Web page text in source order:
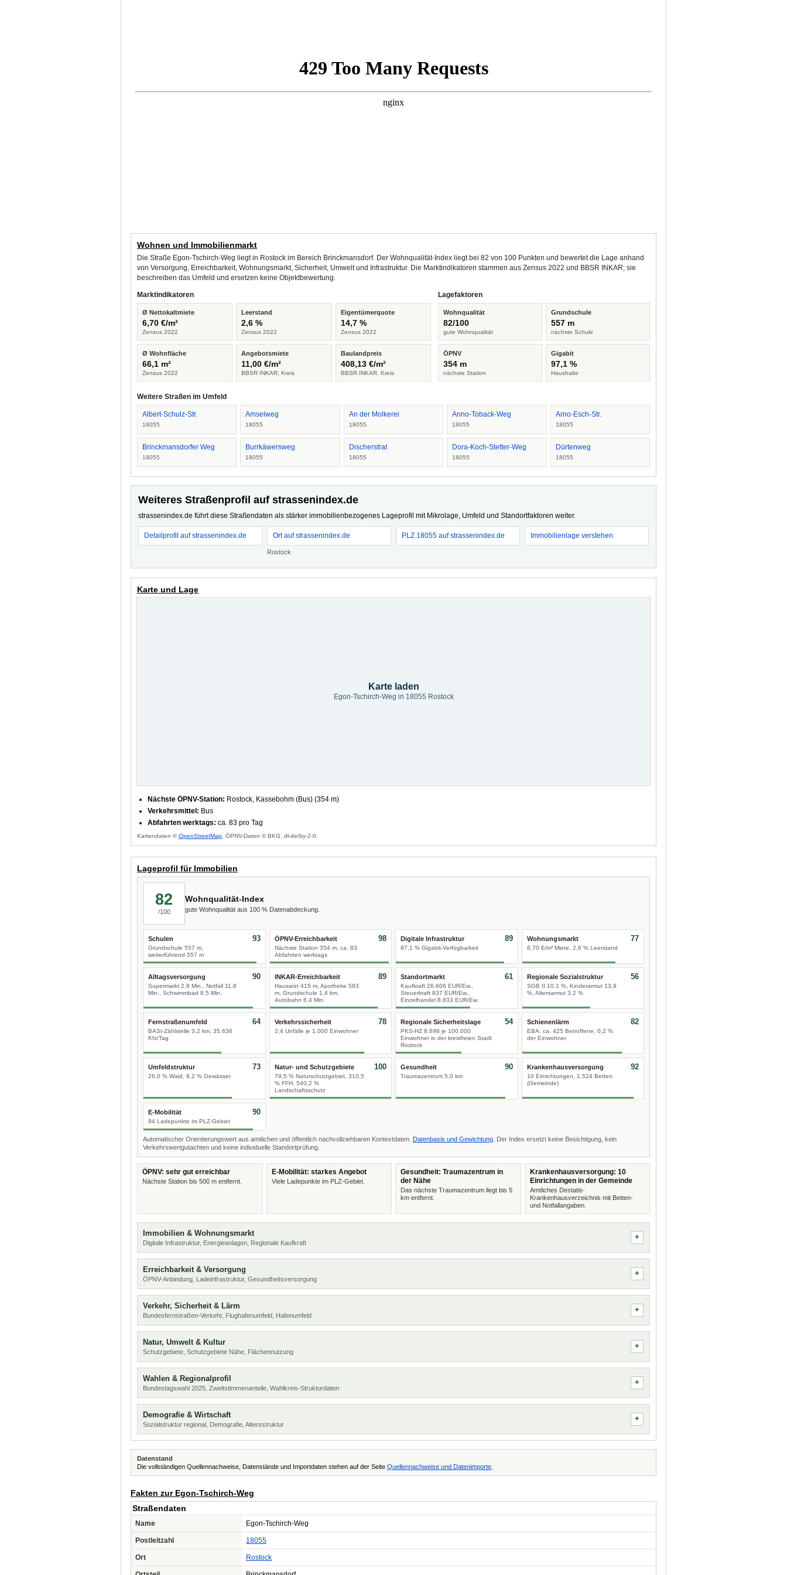
Wohnen und Immobilienmarkt
Die Straße Egon-Tschirch-Weg liegt in Rostock im Bereich Brinckmansdorf. Der Wohnqualität-Index liegt bei 82 von 100 Punkten und bewertet die Lage anhand
von Versorgung, Erreichbarkeit, Wohnungsmarkt, Sicherheit, Umwelt und Infrastruktur. Die Marktindikatoren stammen aus Zensus 2022 und BBSR INKAR; sie
beschreiben das Umfeld und ersetzen keine Objektbewertung.
Marktindikatoren
Ø Nettokaltmiete
6,70 €/m²
Zensus 2022
Leerstand
2,6 %
Zensus 2022
Eigentümerquote
14,7 %
Zensus 2022
Ø Wohnfläche
66,1 m²
Zensus 2022
Angebotsmiete
11,00 €/m²
BBSR INKAR, Kreis
Baulandpreis
408,13 €/m²
BBSR INKAR, Kreis
Lagefaktoren
Wohnqualität
82/100
gute Wohnqualität
Grundschule
557 m
nächste Schule
ÖPNV
354 m
nächste Station
Gigabit
97,1 %
Haushalte
Weitere Straßen im Umfeld
Albert-Schulz-Str.
18055
Amselweg
18055
An der Molkerei
18055
Anno-Toback-Weg
18055
Arno-Esch-Str.
18055
Brinckmansdorfer Weg
18055
Burrkäwersweg
18055
Discherstrat
18055
Dora-Koch-Stetter-Weg
18055
Dürtenweg
18055
Weiteres Straßenprofil auf strassenindex.de
strassenindex.de führt diese Straßendaten als stärker immobilienbezogenes Lageprofil mit Mikrolage, Umfeld und Standortfaktoren weiter.
Detailprofil auf strassenindex.de Ort auf strassenindex.de
Rostock
PLZ 18055 auf strassenindex.de Immobilienlage verstehen
Karte und Lage
Karte laden
Egon-Tschirch-Weg in 18055 Rostock
Nächste ÖPNV-Station: Rostock, Kassebohm (Bus) (354 m)
Verkehrsmittel: Bus
Abfahrten werktags: ca. 83 pro Tag
Kartendaten ©OpenStreetMap , ÖPNV-Daten © BKG, dl-de/by-2-0.
Lageprofil für Immobilien
82
/100
Wohnqualität-Index
gute Wohnqualität aus 100 % Datenabdeckung.
Schulen
Grundschule 557 m,
weiterführend 557 m
93 ÖPNV-Erreichbarkeit
Nächste Station 354 m, ca. 83
Abfahrten werktags
98 Digitale Infrastruktur
97,1 % Gigabit-Verfügbarkeit
89 Wohnungsmarkt
6,70 €/m² Miete, 2,6 % Leerstand
77
Alltagsversorgung
Supermarkt 2,8 Min., Notfall 11,8
Min., Schwimmbad 8,5 Min.
90 INKAR-Erreichbarkeit
Hausarzt 415 m, Apotheke 583
m, Grundschule 1,4 km,
Autobahn 6,4 Min.
89 Standortmarkt
Kaufkraft 26.606 EUR/Ew.,
Steuerkraft 837 EUR/Ew.,
Einzelhandel 8.833 EUR/Ew.
61 Regionale Sozialstruktur
SGB II 10,1 %, Kinderarmut 13,9
%, Altersarmut 3,2 %
56
Fernstraßenumfeld
BASt-Zählstelle 3,2 km, 35.636
Kfz/Tag
64 Verkehrssicherheit
2,4 Unfälle je 1.000 Einwohner
78 Regionale Sicherheitslage
PKS-HZ 8.698 je 100.000
Einwohner in der kreisfreien Stadt
Rostock
54 Schienenlärm
EBA: ca. 425 Betroffene, 0,2 %
der Einwohner
82
Umfeldstruktur
26,0 % Wald, 8,2 % Gewässer
73 Natur- und Schutzgebiete
79,5 % Naturschutzgebiet, 310,5
% FFH, 540,2 %
Landschaftsschutz
100 Gesundheit
Traumazentrum 5,0 km
90 Krankenhausversorgung
10 Einrichtungen, 1.524 Betten
(Gemeinde)
92
E-Mobilität
94 Ladepunkte im PLZ-Gebiet
90
Automatischer Orientierungswert aus amtlichen und öffentlich nachvollziehbaren Kontextdaten. Datenbasis und Gewichtung . Der Index ersetzt keine Besichtigung, kein
Verkehrswertgutachten und keine individuelle Standortprüfung.
ÖPNV: sehr gut erreichbar
Nächste Station bis 500 m entfernt.
E-Mobilität: starkes Angebot
Viele Ladepunkte im PLZ-Gebiet.
Gesundheit: Traumazentrum in
der Nähe
Das nächste Traumazentrum liegt bis 5
km entfernt.
Krankenhausversorgung: 10
Einrichtungen in der Gemeinde
Amtliches Destatis-
Krankenhausverzeichnis mit Betten-
und Notfallangaben.
Immobilien & Wohnungsmarkt
Digitale Infrastruktur, Energieanlagen, Regionale Kaufkraft
Erreichbarkeit & Versorgung
ÖPNV-Anbindung, Ladeinfrastruktur, Gesundheitsversorgung
Verkehr, Sicherheit & Lärm
Bundesfernstraßen-Verkehr, Flughafenumfeld, Hafenumfeld
Natur, Umwelt & Kultur
Schutzgebiete, Schutzgebiete Nähe, Flächennutzung
Wahlen & Regionalprofil
Bundestagswahl 2025, Zweitstimmenanteile, Wahlkreis-Strukturdaten
Demografie & Wirtschaft
Sozialstruktur regional, Demografie, Altersstruktur
Datenstand
Die vollständigen Quellennachweise, Datenstände und Importdaten stehen auf der Seite Quellennachweise und Datenimporte
Fakten zur Egon-Tschirch-Weg
Straßendaten
Name Egon-Tschirch-Weg
Postleitzahl 18055
Ort Rostock